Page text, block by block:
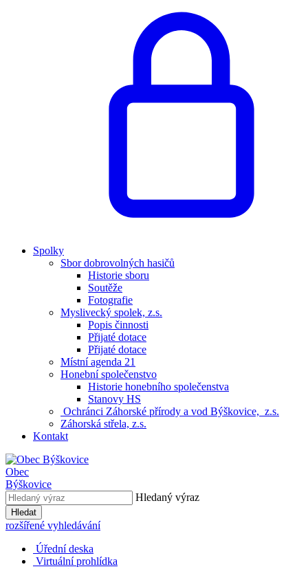
Spolky
Sbor dobrovolných hasičů
Historie sboru
Soutěže
Fotografie
Myslivecký spolek, z.s.
Popis činnosti
Přijaté dotace
Přijaté dotace
Místní agenda 21
Honební společenstvo
Historie honebního společenstva
Stanovy HS
Ochránci Záhorské přírody a vod Býškovice, z.s.
Záhorská střela, z.s.
Kontakt
Obec
Býškovice
Hledaný výraz
Hledat
rozšířené vyhledávání
Úřední deska
Virtuální prohlídka